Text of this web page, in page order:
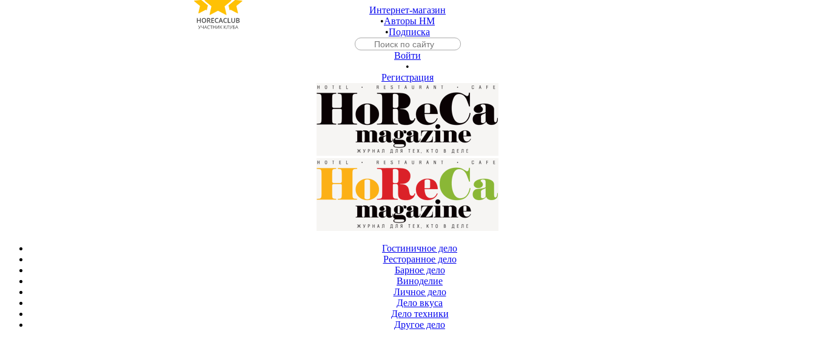
Интернет-магазин
•Авторы HM
•Подписка
Войти
•
Регистрация
Гостиничное дело
Ресторанное дело
Барное дело
Виноделие
Личное дело
Дело вкуса
Дело техники
Другое дело